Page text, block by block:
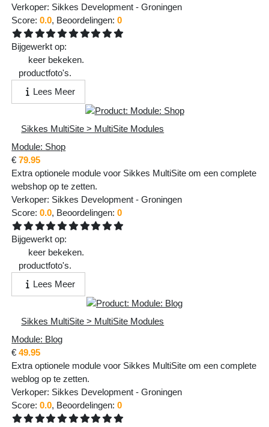
Verkoper: Sikkes Development -Groningen
Score:0.0, Beoordelingen:0
Bijgewerkt op:
keer bekeken.
productfoto's.
Lees Meer
Sikkes MultiSite > MultiSite Modules
Module: Shop
€79.95
Extra optionele module voor Sikkes MultiSite om een complete
webshop op te zetten.
Verkoper: Sikkes Development -Groningen
Score:0.0, Beoordelingen:0
Bijgewerkt op:
keer bekeken.
productfoto's.
Lees Meer
Sikkes MultiSite > MultiSite Modules
Module: Blog
€49.95
Extra optionele module voor Sikkes MultiSite om een complete
weblog op te zetten.
Verkoper: Sikkes Development -Groningen
Score:0.0, Beoordelingen:0